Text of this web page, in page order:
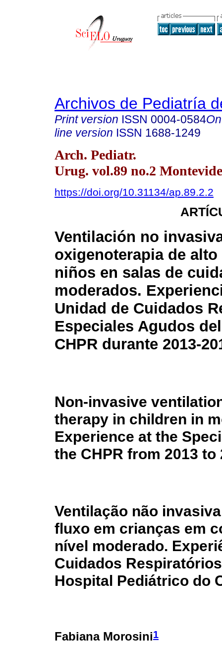
Archivos de Pediatría
Print version ISSN 0004-0584
line version ISSN 1688-1249
Arch. Pediatr.
Urug. vol.89 no.2
https://doi.org/10.31134/ap.89.2.2
Ventilación no
oxigenoterapia de
niños en salas de
moderados.
Unidad de Cuidados
Especiales Agudos
CHPR durante 2013-
Non-invasive
therapy in children in
Experience at the
the CHPR from 2013 to
Ventilação não
fluxo em crianças em
nível moderado.
Cuidados
Hospital Pediátrico do
Fabiana Morosini1